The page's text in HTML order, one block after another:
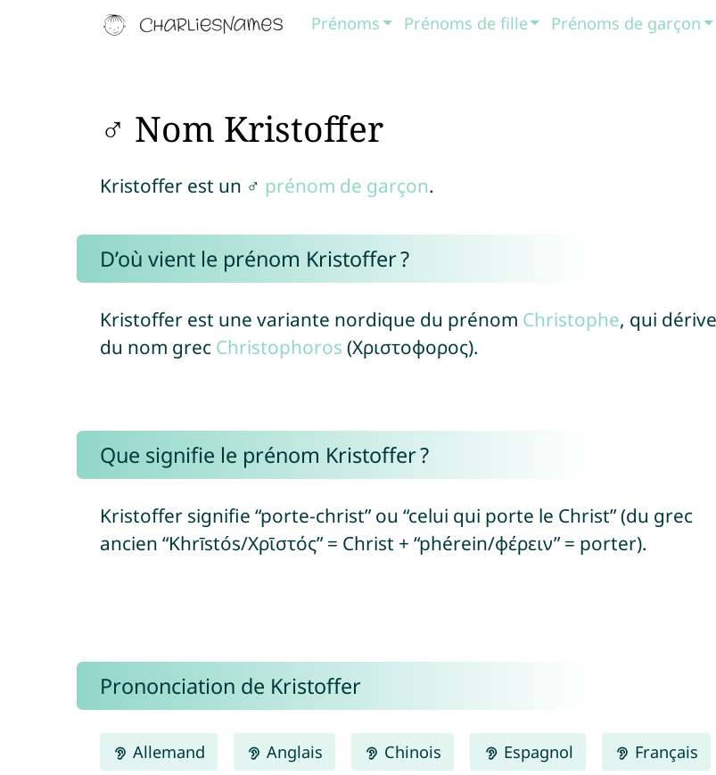
Prénoms Prénoms de fille Prénoms de garçon
♂ Nom Kristoffer
Kristoffer est un ♂ prénom de garçon.
D’où vient le prénom Kristoffer ?
Kristoffer est une variante nordique du prénom Christophe, qui dérive
du nom grec Christophoros (Χριστοφορος).
Que signifie le prénom Kristoffer ?
Kristoffer signifie “porte-christ” ou “celui qui porte le Christ” (du grec
ancien “Khrīstós/Χρῑστός” = Christ + “phérein/φέρειν” = porter).
Prononciation de Kristoffer
Allemand Anglais Chinois Espagnol Français